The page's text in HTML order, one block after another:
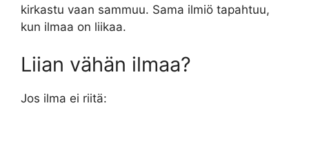
kirkastu vaan sammuu. Sama ilmiö tapahtuu,
kun ilmaa on liikaa.
Liian vähän ilmaa?
Jos ilma ei riitä: